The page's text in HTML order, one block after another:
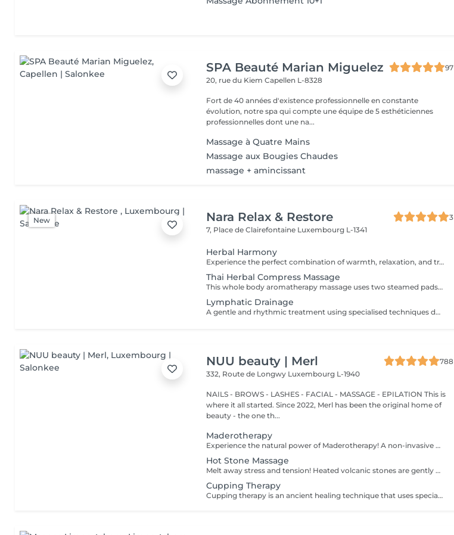
SPA Beauté Marian Miguelez
97
20, rue du KiemCapellen L-8328
Fort de 40 années d'existence professionnelle en constante
évolution, notre spa qui compte une équipe de 5 esthéticiennes
professionnelles dont une na...
Massage à Quatre Mains
Massage aux Bougies Chaudes
massage + amincissant
New Nara Relax & Restore
3
7, Place de Clairefontaine Luxembourg L-1341
Herbal Harmony
Experience the perfect combination of warmth, relaxation, and traditional Thai wellness. This luxurious treatment begins with a Thai Herbal Compress Massage using steamed herbal pouches to soothe tired muscles and promote deep relaxation, followed by a revitalizing Thai Foot Reflexology session. Includes: Thai Herbal Compress Massage 90 min Thai Foot Reflexology 30 min Total Duration: 120 min A deeply relaxing wellness journey designed to restore balance, ease tension, and leave you feeling refreshed from head to toe.
Thai Herbal Compress Massage
This whole body aromatherapy massage uses two steamed pads with a Thai herbs mixture to soften the muscles and has a calming effect. Two herbal pads will be provided to take home after the massage.
Lymphatic Drainage
A gentle and rhythmic treatment using specialised techniques designed to support the natural flow of the lymphatic system. This soothing treatment can help reduce feelings of heaviness, encourage fluid movement, and leave the body feeling lighter and more comfortable.
NUU beauty | Merl
788
332, Route de Longwy Luxembourg L-1940
NAILS - BROWS - LASHES - FACIAL - MASSAGE - EPILATION This is
where it all started. Since 2022, Merl has been the original home of
beauty - the one th...
Maderotherapy
Experience the natural power of Maderotherapy! A non-invasive massage technique using wooden tools. It improves circulation and lymphatic drainage, reduces cellulite, helps contour the body, and eliminates excess fluid. Types: - Brazilian: focuses on legs and glutes, helps shape the silhouette; - Abdomen: reduces volume and firms the skin; - Full body: promotes relaxation and overall recovery. Age restrictions: recommended to do from 16 years old. Post-procedure recommendations: do not do sports and any sharp movement for 2-3 hours after the procedure. Frequency: 2-3 times per week, 8-10 sessions. Repeat once in 3-6 months. Contraindications: pregnancy, inflammation, acne, varicose veins in the acute stage.
Hot Stone Massage
Melt away stress and tension! Heated volcanic stones are gently placed and massaged over the body to warm the muscles, increase circulation, and promote a deep state of relaxation. Perfect for relieving tension, easing anxiety, and restoring inner calm. Age restrictions: there are no age restrictions for this procedure. Post procedure recommendations: do not do sport and any sharp movements 2-3 hours after the procedure. Frequency: 1-2 times per week, 10 times in total. Repeat once in 3-6 months.
Cupping Therapy
Cupping therapy is an ancient healing technique that uses special cups to create gentle suction on the skin. This suction promotes blood flow, relieves muscle tension, reduces inflammation, and supports deep relaxation. The treatment can help release toxins, improve circulation, and ease chronic pain or stiffness. *Please note that cupping therapy could just be added to a massage service with includes back massage.